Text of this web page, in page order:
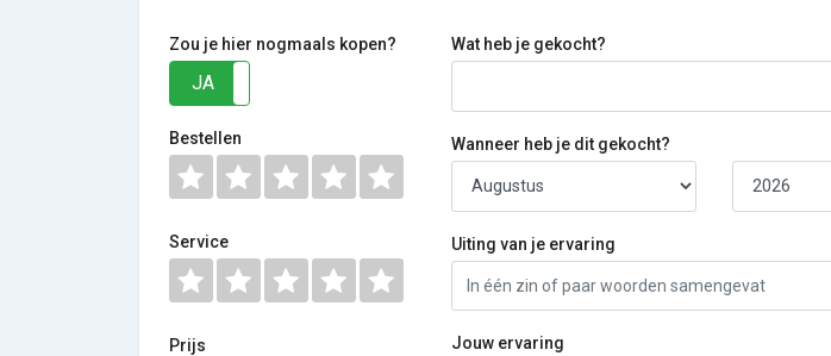
Zou je hier nogmaals kopen?
JA
Bestellen
Service
Prijs
Wat heb je gekocht?
Wanneer heb je dit gekocht?
Uiting van je ervaring
Jouw ervaring